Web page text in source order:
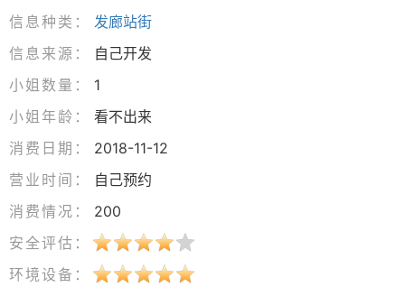
信息种类：
发廊站街
信息来源：
自己开发
小姐数量：
1
小姐年龄：
看不出来
消费日期：
2018-11-12
营业时间：
自己预约
消费情况：
200
安全评估：
环境设备：